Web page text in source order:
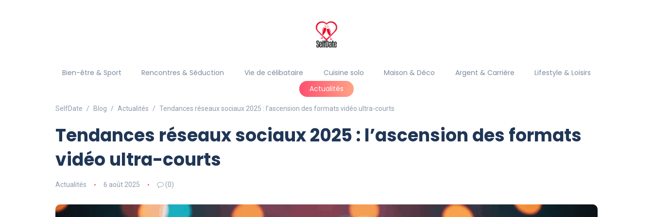
Bien-être & Sport Rencontres & Séduction Vie de célibataire Cuisine solo Maison & Déco Argent & Carrière
Lifestyle & Loisirs
Actualités
SelfDate Blog Actualités Tendances réseaux sociaux 2025 : l’ascension des formats vidéo ultra-courts
Tendances réseaux sociaux 2025 : l’ascension des formats
vidéo ultra-courts
Actualités 6 août 2025 (0)